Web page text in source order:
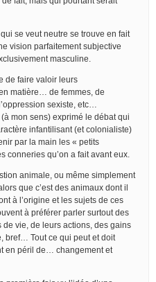
se veut neutre se trouve en fait
vision parfaitement subjective
masculine.
de faire valoir leurs
matière… de femmes, de
sexiste, etc…
mon sens) exprimé le débat qui
infantilisant (et colonialiste)
par la main les « petits
conneries qu’on a fait avant eux.
animale, ou même simplement
que c’est des animaux dont il
à l’origine et les sujets de ces
à préférer parler surtout des
vie, de leurs actions, des gains
bref… Tout ce qui peut et doit
en péril de… changement et